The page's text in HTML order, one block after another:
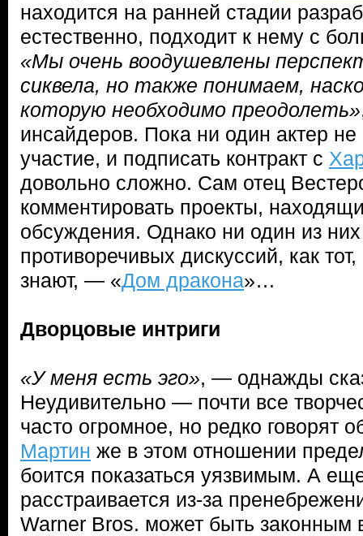
находится на ранней стадии
естественно, подходит к нему с
«Мы очень воодушевлены
сиквела, но также понимаем,
которую необходимо преодолеть»
инсайдеров. Пока ни один актер
участие, и подписать контракт с
довольно сложно. Сам отец
комментировать проекты,
обсуждения. Однако ни один из
противоречивых дискуссий, как
знают, — «Дом дракона»…
Дворцовые интриги
«У меня есть эго», — однажды
Неудивительно — почти все
часто огромное, но редко говорят
Мартин же в этом отношении
боится показаться уязвимым. А
расстраивается из-за
Warner Bros. может быть законным